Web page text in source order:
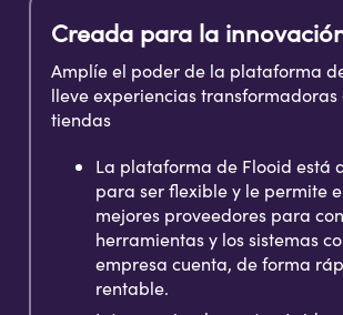
Creada para la
Amplíe el poder de la plataforma
lleve experiencias transformadoras
tiendas
La plataforma de Flooid está
para ser flexible y le permite
mejores proveedores para
herramientas y los sistemas
empresa cuenta, de forma
rentable.